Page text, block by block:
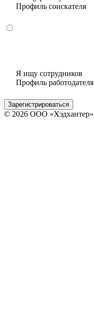
Профиль соискателя
Я ищу сотрудников
Профиль работодателя
Зарегистрироваться
© 2026 ООО «Хэдхантер»